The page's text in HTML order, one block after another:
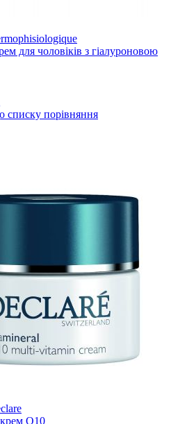
для чоловіків з гіалуроновою
списку порівняння
Q10